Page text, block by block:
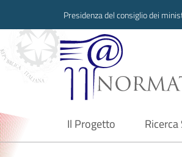
Presidenza del consiglio dei
Il Progetto
current